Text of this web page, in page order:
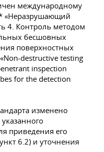
международному
«Неразрушающий
4. Контроль методом
бесшовных
поверхностных
destructive testing
inspection
for the detection
изменено
приведения его
6.2) и уточнения